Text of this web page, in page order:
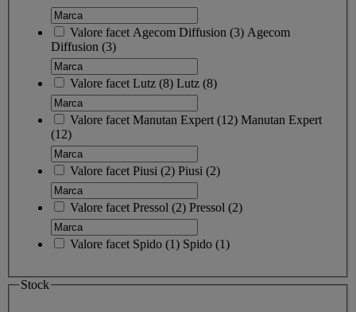
Valore facet Agecom Diffusion (3) Agecom
Diffusion (3)
Valore facet Lutz (8) Lutz (8)
Valore facet Manutan Expert (12) Manutan Expert
(12)
Valore facet Piusi (2) Piusi (2)
Valore facet Pressol (2) Pressol (2)
Valore facet Spido (1) Spido (1)
Stock